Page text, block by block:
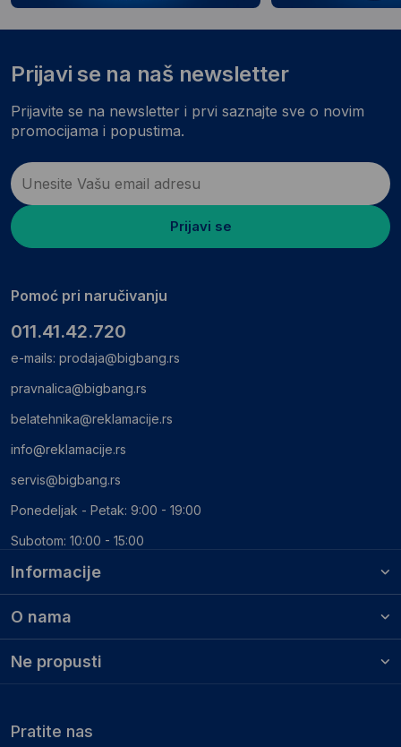
Informacije
O nama
Ne propusti
Prijavi se na naš newsletter
Prijavite se na newsletter i prvi saznajte sve o novim
promocijama i popustima.
Prijavi se
Pomoć pri naručivanju
011.41.42.720
e-mails: prodaja@bigbang.rs
pravnalica@bigbang.rs
belatehnika@reklamacije.rs
info@reklamacije.rs
servis@bigbang.rs
Ponedeljak - Petak: 9:00 - 19:00
Subotom: 10:00 - 15:00
Pratite nas